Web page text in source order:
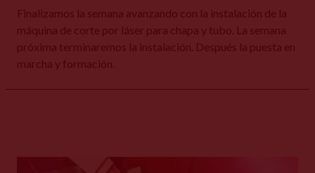
Finalizamos la semana avanzando con la instalación de la
máquina de corte por láser para chapa y tubo. La semana
próxima terminaremos la instalación. Después la puesta en
marcha y formación.